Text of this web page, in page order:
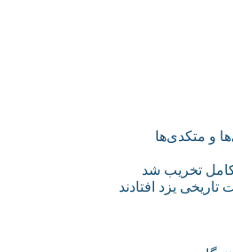
و متکدی‌ها
کامل تخریب شد
یزد افتادند